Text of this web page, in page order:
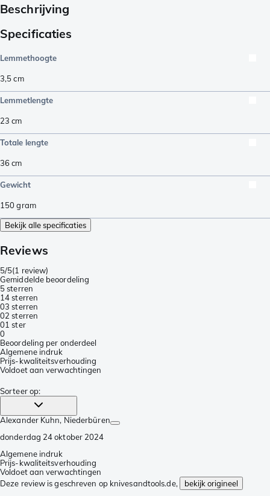
Beschrijving
Specificaties
Lemmethoogte
3,5cm
Lemmetlengte
23 cm
Totale lengte
36cm
Gewicht
150gram
Bekijk alle specificaties
Reviews
5/5(1 review)
Gemiddelde beoordeling
5 sterren
14 sterren
03 sterren
02 sterren
01 ster
0
Beoordeling per onderdeel
Algemene indruk
Prijs-kwaliteitsverhouding
Voldoet aan verwachtingen
Sorteer op:
Alexander Kuhn, Niederbüren
donderdag 24 oktober 2024
Algemene indruk
Prijs-kwaliteitsverhouding
Voldoet aan verwachtingen
Deze review is geschreven op knivesandtools.de,
bekijk origineel